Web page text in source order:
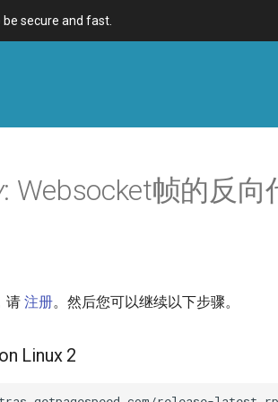
secure and fast.
: Websocket帧的反向
请 注册。然后您可以继续以下步骤。
Linux 2